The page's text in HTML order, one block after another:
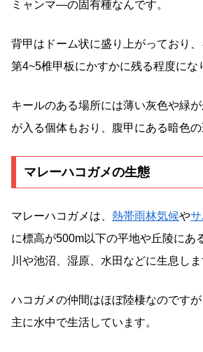
ミャンマ―の固有種なんです。
背甲はドーム状に盛り上がっており
第4~5椎甲板にかすかに残る程度にな
キールのある場所には薄い灰色や緑
が入る個体もおり、腹甲にある暗色の
マレーハコガメの生態
マレーハコガメは、 熱帯雨林気候や
に標高が500m以下の平地や丘陵にあ
川や池沼、湿原、水田などに生息しま
ハコガメの仲間はほぼ陸棲なのです
主に水中で生活しています。